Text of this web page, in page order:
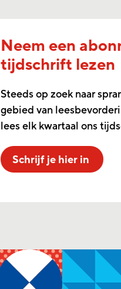
Neem een
tijdschrift lezen
Steeds op zoek naar
gebied van
lees elk kwartaal ons
Schrijf je hier in